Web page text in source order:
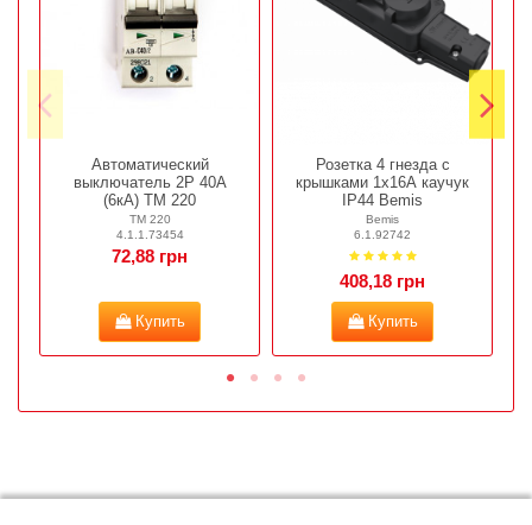
Автоматический
выключатель 2Р 40А
(6кА) ТМ 220
ТМ 220
4.1.1.73454
72,88 грн
Купить
Розетка 4 гнезда с
крышками 1х16А каучук
IP44 Bemis
Bemis
6.1.92742
408,18 грн
Купить